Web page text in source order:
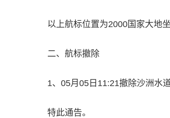
以上航标位置为2000国家大地
二、航标撤除
1、05月05日11:21撤除沙洲水
特此通告。